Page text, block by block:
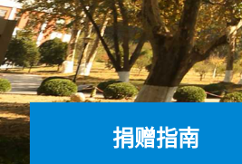
捐赠指南